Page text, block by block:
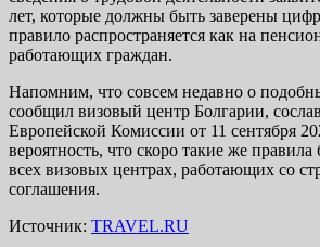
лет, которые должны быть заверены
правило распространяется как на
работающих граждан.
Напомним, что совсем недавно о
сообщил визовый центр Болгарии,
Европейской Комиссии от 11 сентября
вероятность, что скоро такие же
всех визовых центрах, работающих со
соглашения.
Источник: TRAVEL.RU